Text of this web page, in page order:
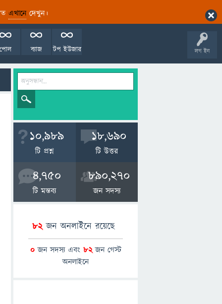
এখানেদেখুন।
লগ ইন
টপ ইউজার
ব্যাজ
পোল
10,989
টি প্রশ্ন
18,690
টি উত্তর
4,750
টি মন্তব্য
890,270
জন সদস্য
82জন অনলাইনে রয়েছে
0জন সদস্য এবং 82জন গেস্ট
অনলাইনে